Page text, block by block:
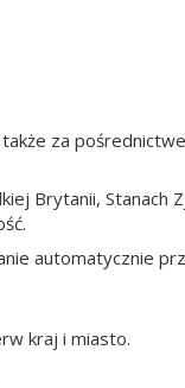
za
Brytanii,
automatycznie
kraj i miasto.